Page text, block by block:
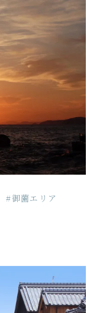
#御薗エリア